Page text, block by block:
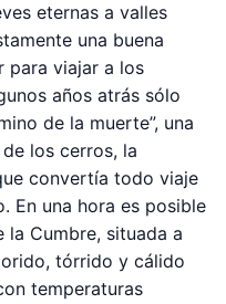
eternas a valles
una buena
para viajar a los
años atrás sólo
de la muerte”, una
los cerros, la
convertía todo viaje
En una hora es posible
la Cumbre, situada a
tórrido y cálido
temperaturas